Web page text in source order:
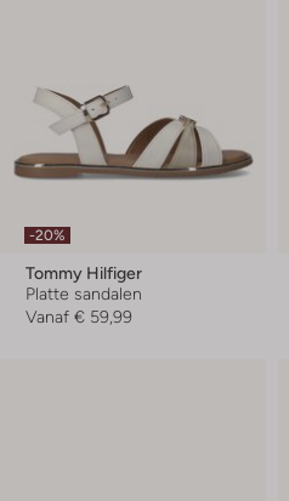
-20%
Tommy Hilfiger
Platte sandalen
Vanaf € 59,99